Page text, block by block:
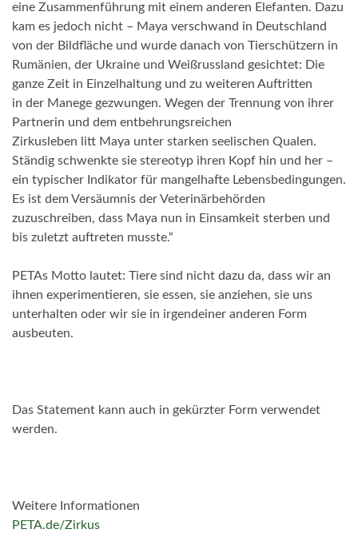
eine Zusammenführung mit einem anderen Elefanten. Dazu
kam es jedoch nicht – Maya verschwand in Deutschland
von der Bildfläche und wurde danach von Tierschützern in
Rumänien, der Ukraine und Weißrussland gesichtet: Die
ganze Zeit in Einzelhaltung und zu weiteren Auftritten
in der Manege gezwungen. Wegen der Trennung von ihrer
Partnerin und dem entbehrungsreichen
Zirkusleben litt Maya unter starken seelischen Qualen.
Ständig schwenkte sie stereotyp ihren Kopf hin und her –
ein typischer Indikator für mangelhafte Lebensbedingungen.
Es ist dem Versäumnis der Veterinärbehörden
zuzuschreiben, dass Maya nun in Einsamkeit sterben und
bis zuletzt auftreten musste.“
PETAs Motto lautet: Tiere sind nicht dazu da, dass wir an
ihnen experimentieren, sie essen, sie anziehen, sie uns
unterhalten oder wir sie in irgendeiner anderen Form
ausbeuten.
Das Statement kann auch in gekürzter Form verwendet
werden.
Weitere Informationen
PETA.de/Zirkus